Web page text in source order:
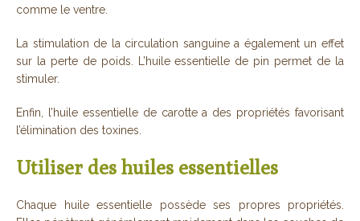
comme le ventre.
La stimulation de la circulation sanguine a également un effet
sur la perte de poids. L’huile essentielle de pin permet de la
stimuler.
Enfin, l’huile essentielle de carotte a des propriétés favorisant
l’élimination des toxines.
Utiliser des huiles essentielles
Chaque huile essentielle possède ses propres propriétés.